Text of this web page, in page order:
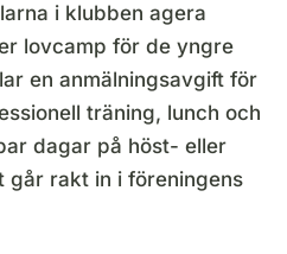
i klubben agera
lovcamp för de yngre
en anmälningsavgift för
träning, lunch och
dagar på höst- eller
går rakt in i föreningens